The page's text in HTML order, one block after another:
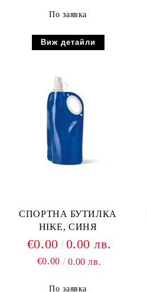
По заявка
Виж детайли
СПОРТНА БУТИЛКА
HIKE, СИНЯ
€0.00 0.00 лв.
€0.00 0.00 лв.
По заявка